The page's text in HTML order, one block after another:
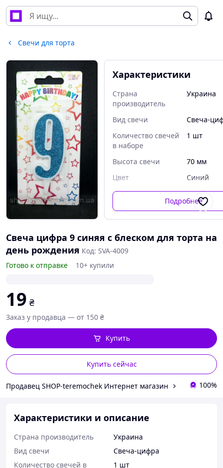
Свечи для торта
Характеристики
Страна
производитель
Украина
Вид свечи
Свеча-
Количество свечей
в наборе
1 шт
Высота свечи
70 мм
Цвет
Синий
Подробнее
Свеча цифра 9 синяя с блеском для торта на
день рождения Код: SVA-4009
Готово к отправке
10+ купили
19 ₴
Заказ у продавца — от 150 ₴
Купить сейчас
Купить
Продавец SHOP-teremochek Интернет магазин 100%
Характеристики и описание
Страна производитель
Украина
Вид свечи
Свеча-цифра
Количество свечей в
1 шт